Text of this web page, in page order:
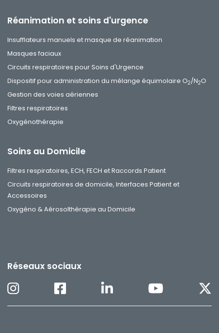
Réanimation et soins d'urgence
Insufflateurs manuels et masque de réanimation
Masques faciaux
Circuits respiratoires pour Soins d'Urgence
Dispositif pour administration du mélange équimolaire O2/N2O
Gestion des voies aériennes
Filtres respiratoires
Oxygénothérapie
Soins au Domicile
Filtres respiratoires, ECH, FECH et Raccords Patient
Circuits respiratoires de domicile, Interfaces Patient et
Accessoires
Oxygéno & Aérosolthérapie au Domicile
Réseaux sociaux